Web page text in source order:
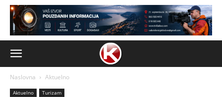
Naslovna Aktuelno
Aktuelno Turizam